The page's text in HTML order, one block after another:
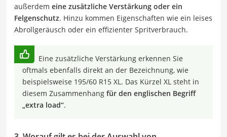
außerdem eine zusätzliche Verstärkung oder ein
Felgenschutz. Hinzu kommen Eigenschaften wie ein leises
Abrollgeräusch oder ein effizienter Spritverbrauch.
Eine zusätzliche Verstärkung erkennen Sie
oftmals ebenfalls direkt an der Bezeichnung, wie
beispielsweise 195/60 R15 XL. Das Kürzel XL steht in
diesem Zusammenhang für den englischen Begriff
„extra load“.